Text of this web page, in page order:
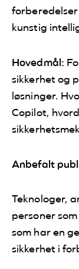
kunstig
Hovedmål:
sikkerhet og
løsninger.
Copilot,
Anbefalt
Teknologer,
personer
som har en
sikkerhet i